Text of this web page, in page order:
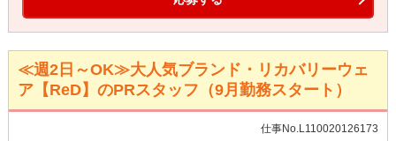
≪週2日～OK≫大人気ブランド・リカバリーウェ
ア【ReD】のPRスタッフ（9月勤務スタート）
仕事No.L110020126173